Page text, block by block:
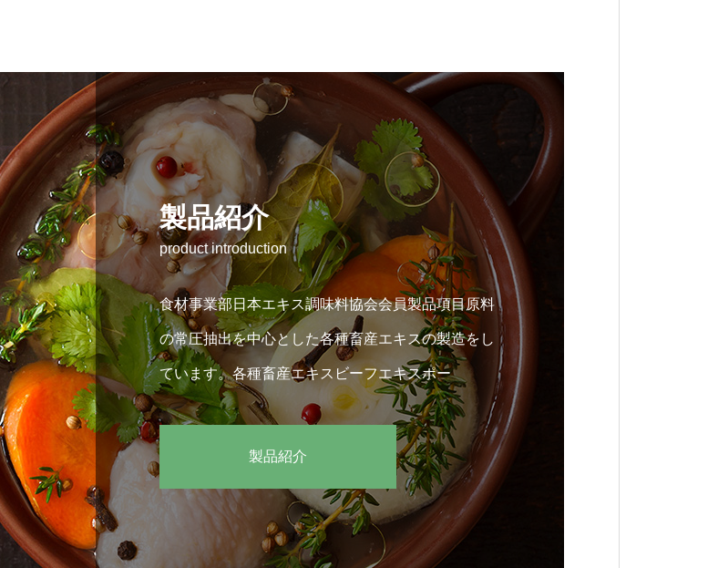
製品紹介
product introduction
食材事業部日本エキス調味料協会会員製品項目原料
の常圧抽出を中心とした各種畜産エキスの製造をし
ています。各種畜産エキスビーフエキスポー
製品紹介